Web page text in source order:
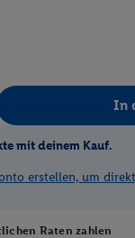
In
mit deinem Kauf.
erstellen, um
Raten zahlen